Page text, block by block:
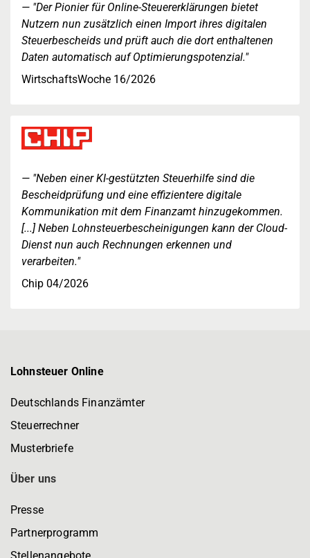
"Der Pionier für Online-Steuererklärungen bietet
Nutzern nun zusätzlich einen Import ihres digitalen
Steuerbescheids und prüft auch die dort enthaltenen
Daten automatisch auf Optimierungspotenzial."
WirtschaftsWoche 16/2026
"Neben einer KI-gestützten Steuerhilfe sind die
Bescheidprüfung und eine effizientere digitale
Kommunikation mit dem Finanzamt hinzugekommen.
[...] Neben Lohnsteuerbescheinigungen kann der Cloud-
Dienst nun auch Rechnungen erkennen und
verarbeiten."
Chip 04/2026
Lohnsteuer Online
Deutschlands Finanzämter
Steuerrechner
Musterbriefe
Über uns
Presse
Partnerprogramm